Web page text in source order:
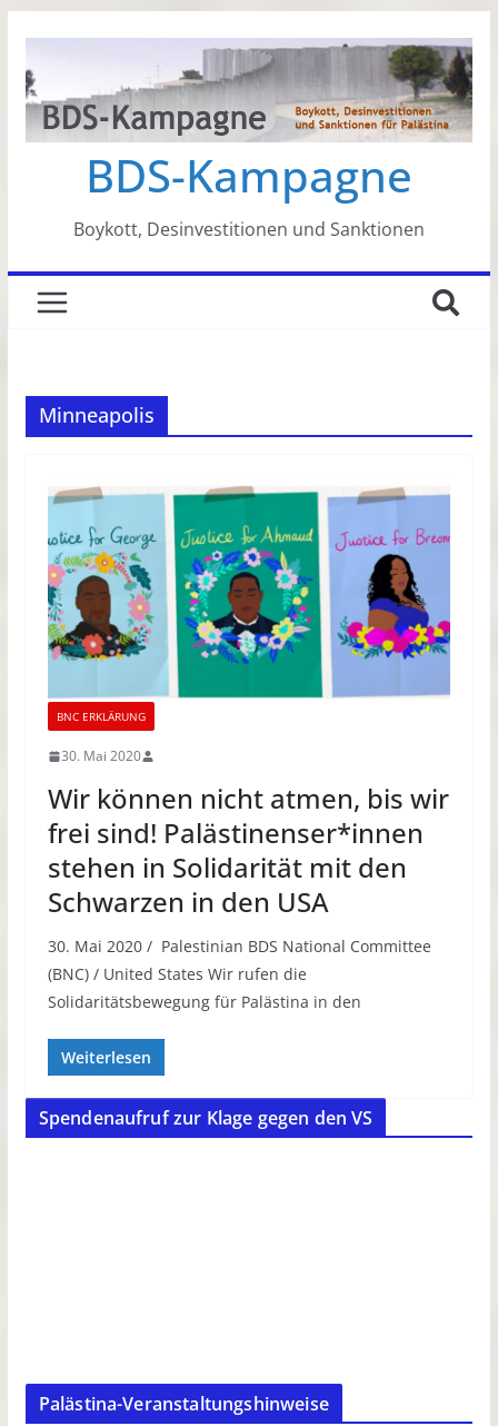
springen
BDS-Kampagne
Boykott, Desinvestitionen und Sanktionen
Minneapolis
BNC ERKLÄRUNG
30. Mai 2020
Wir können nicht atmen, bis wir
frei sind! Palästinenser*innen
stehen in Solidarität mit den
Schwarzen in den USA
30. Mai 2020 / Palestinian BDS National Committee
(BNC) / United States Wir rufen die
Solidaritätsbewegung für Palästina in den
Weiterlesen
Spendenaufruf zur Klage gegen den VS
Palästina-Veranstaltungshinweise